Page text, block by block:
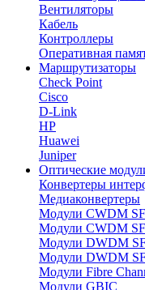
Вентиляторы
Кабель
Контроллеры
Оперативная
Маршрутизаторы
Check Point
Cisco
D-Link
HP
Huawei
Juniper
Оптические
Конвертеры
Медиаконвертеры
Модули CWDM
Модули CWDM
Модули DWDM
Модули DWDM
Модули Fibre
Модули GBIC